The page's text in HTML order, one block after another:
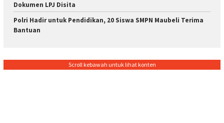
Dokumen LPJ Disita
Polri Hadir untuk Pendidikan, 20 Siswa SMPN Maubeli Terima
Bantuan
Scroll kebawah untuk lihat konten